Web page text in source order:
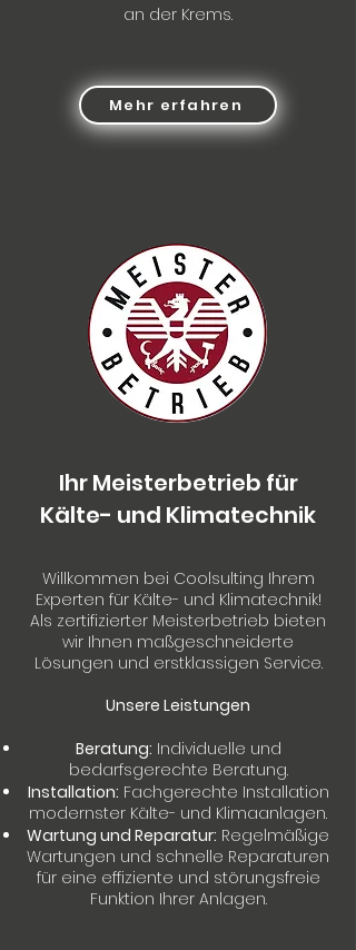
an der Krems.
Mehr erfahren
Ihr Meisterbetrieb für
Kälte- und Klimatechnik
Willkommen bei Coolsulting Ihrem
Experten für Kälte- und Klimatechnik!
Als zertifizierter Meisterbetrieb bieten
wir Ihnen maßgeschneiderte
Lösungen und erstklassigen Service.
Unsere Leistungen
Beratung: Individuelle und
bedarfsgerechte Beratung.
Installation: Fachgerechte Installation
modernster Kälte- und Klimaanlagen.
Wartung und Reparatur: Regelmäßige
Wartungen und schnelle Reparaturen
für eine effiziente und störungsfreie
Funktion Ihrer Anlagen.